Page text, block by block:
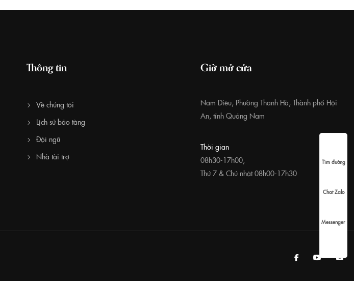
Tìm đường
Chat Zalo
Messenger
Thông tin
Về chúng tôi
Lịch sử bảo tàng
Đội ngũ
Nhà tài trợ
Giờ mở cửa
Nam Diêu, Phường Thanh Hà, Thành phố Hội
An, tỉnh Quảng Nam
Thời gian
08h30-17h00,
Thứ 7 & Chủ nhật 08h00-17h30